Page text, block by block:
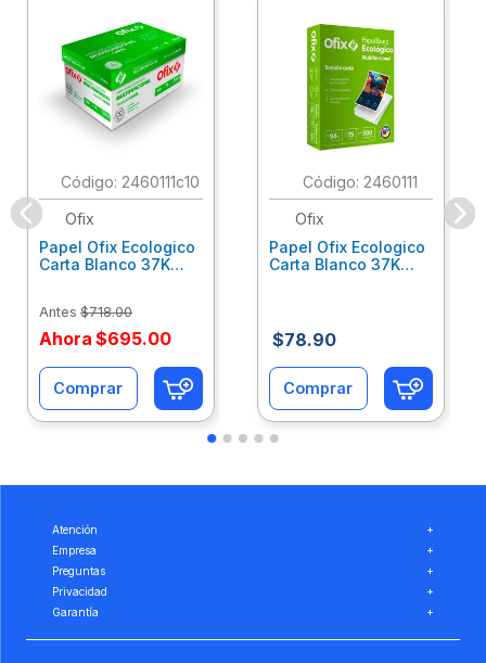
: 2460111c10
Ofix
Papel Ofix Ecologico
Carta Blanco 37K
Antes $718.00
Ahora $695.00
Comprar
: 2460111
Ofix
Papel Ofix Ecologico
Carta Blanco 37K
$78.90
Comprar
Atención
+
Empresa
+
Preguntas
+
Privacidad
+
Garantía
+